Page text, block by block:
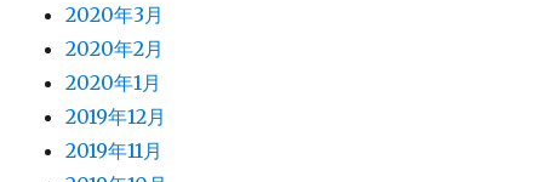
2020年3月
2020年2月
2020年1月
2019年12月
2019年11月